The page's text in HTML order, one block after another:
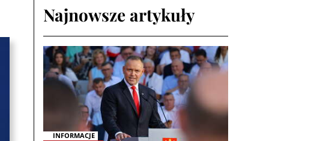
Najnowsze artykuły
INFORMACJE